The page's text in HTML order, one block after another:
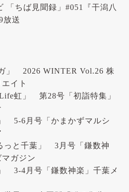
「ちば見聞録」#051『干潟八
放送
」 2026 WINTER Vol.26 株
エイト
虹」 第28号「初詣特集」
5-6月号「かまかずマルシ
っと千葉」 3月号「鎌数神
ガジン
3-4月号「鎌数神楽」千葉メ